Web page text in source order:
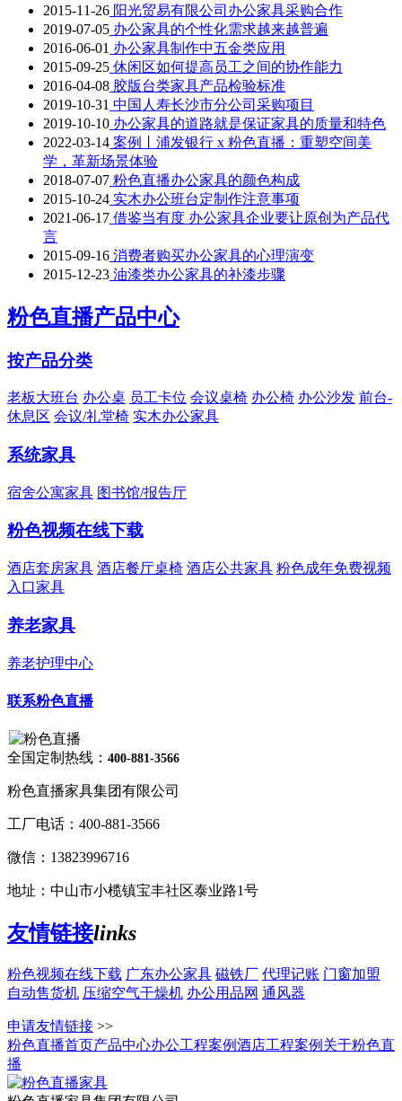
2015-11-26 阳光贸易有限公司办公家具采购合作
2019-07-05 办公家具的个性化需求越来越普遍
2016-06-01 办公家具制作中五金类应用
2015-09-25 休闲区如何提高员工之间的协作能力
2016-04-08 胶版台类家具产品检验标准
2019-10-31 中国人寿长沙市分公司采购项目
2019-10-10 办公家具的道路就是保证家具的质量和特色
2022-03-14 案例丨浦发银行 x 粉色直播：重塑空间美
学，革新场景体验
2018-07-07 粉色直播办公家具的颜色构成
2015-10-24 实木办公班台定制作注意事项
2021-06-17 借鉴当有度 办公家具企业要让原创为产品代
言
2015-09-16 消费者购买办公家具的心理演变
2015-12-23 油漆类办公家具的补漆步骤
粉色直播产品中心
按产品分类
老板大班台 办公桌 员工卡位 会议桌椅 办公椅 办公沙发 前台-
休息区 会议/礼堂椅 实木办公家具
系统家具
宿舍公寓家具 图书馆/报告厅
粉色视频在线下载
酒店套房家具 酒店餐厅桌椅 酒店公共家具 粉色成年免费视频
入口家具
养老家具
养老护理中心
联系粉色直播
全国定制热线： 400-881-3566
粉色直播家具集团有限公司
工厂电话： 400-881-3566
微信： 13823996716
地址： 中山市小榄镇宝丰社区泰业路1号
友情链接links
粉色视频在线下载 广东办公家具 磁铁厂 代理记账 门窗加盟
自动售货机 压缩空气干燥机 办公用品网 通风器
申请友情链接 >>
粉色直播首页产品中心办公工程案例酒店工程案例 关于粉色直
播